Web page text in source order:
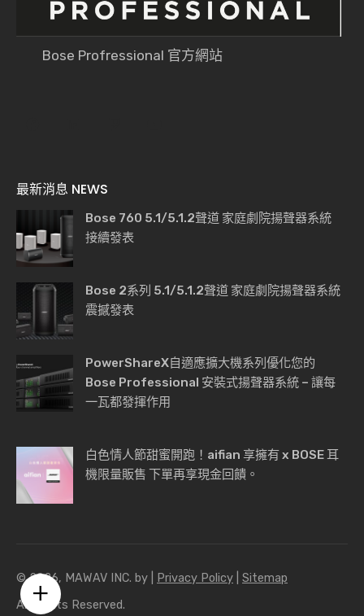
Bose Profressional 官方網站
最新消息 NEWS
Bose 760 5.1/5.1.2聲道 家庭劇院揚聲器系統
接續發表
Bose 2系列 5.1/5.1.2聲道 家庭劇院揚聲器系統
震撼發表
PowerShareX自適應擴大機系列優化您的
Bose Professional 安裝式揚聲器系統 – 讓每
一瓦都發揮作用
白色情人節甜蜜開跑！aifian 享擁有 x BOSE 耳
機限量販售 下單再享現金回饋。
© 2026, MAWAV INC. by | Privacy Policy
Sitemap
All Rights Reserved.